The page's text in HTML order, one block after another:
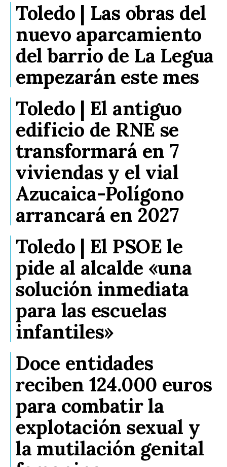
Toledo | Las obras del
nuevo aparcamiento
del barrio de La Legua
empezarán este mes
Toledo | El antiguo
edificio de RNE se
transformará en 7
viviendas y el vial
Azucaica-Polígono
arrancará en 2027
Toledo | El PSOE le
pide al alcalde «una
solución inmediata
para las escuelas
infantiles»
Doce entidades
reciben 124.000 euros
para combatir la
explotación sexual y
la mutilación genital